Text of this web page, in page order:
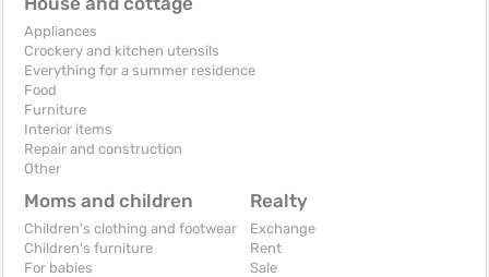
Appliances
Crockery and kitchen utensils
Everything for a summer residence
Food
Furniture
Interior items
Repair and construction
Other
Moms and children
Children's clothing and footwear
Children's furniture
For babies
Realty
Exchange
Rent
Sale